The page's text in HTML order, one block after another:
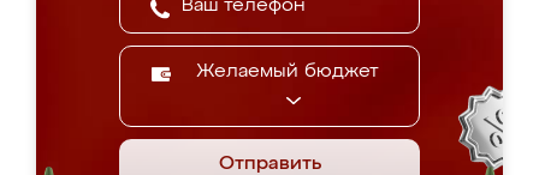
Желаемый бюджет
Отправить